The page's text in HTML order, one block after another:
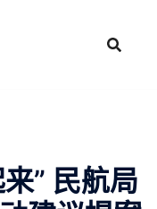
” 民航局